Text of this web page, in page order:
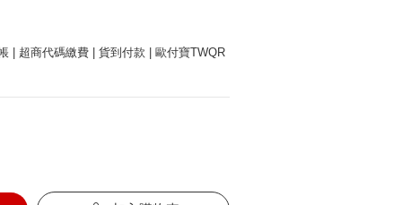
| 超商代碼繳費 | 貨到付款 | 歐付寶TWQR